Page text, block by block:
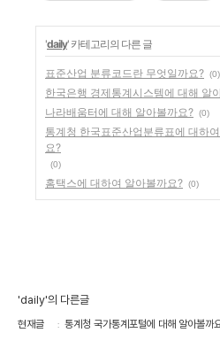
'daily' 카테고리의 다른 글
표준산업 분류코드란 무엇일까요? (0)
한국은행 경제통계시스템에 대해 알
나라배움터에 대해 알아볼까요? (0)
통계청 한국표준산업분류표에 대하
요?
(0)
홈택스에 대하여 알아볼까요? (0)
'daily'의 다른글
현재글 통계청 국가통계포털에 대해 알아볼까